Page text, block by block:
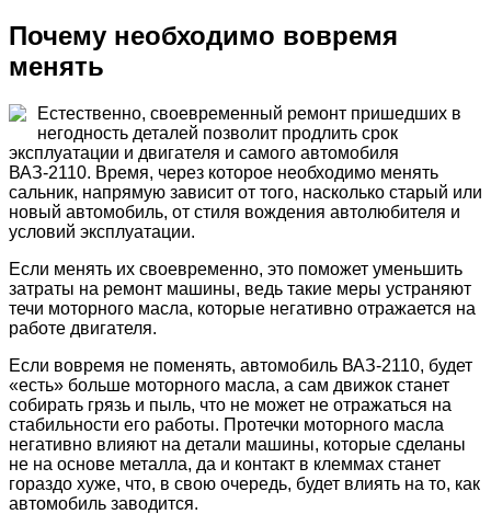
Почему необходимо вовремя
менять
Естественно, своевременный ремонт пришедших в
негодность деталей позволит продлить срок
эксплуатации и двигателя и самого автомобиля
ВАЗ-2110. Время, через которое необходимо менять
сальник, напрямую зависит от того, насколько старый или
новый автомобиль, от стиля вождения автолюбителя и
условий эксплуатации.
Если менять их своевременно, это поможет уменьшить
затраты на ремонт машины, ведь такие меры устраняют
течи моторного масла, которые негативно отражается на
работе двигателя.
Если вовремя не поменять, автомобиль ВАЗ-2110, будет
«есть» больше моторного масла, а сам движок станет
собирать грязь и пыль, что не может не отражаться на
стабильности его работы. Протечки моторного масла
негативно влияют на детали машины, которые сделаны
не на основе металла, да и контакт в клеммах станет
гораздо хуже, что, в свою очередь, будет влиять на то, как
автомобиль заводится.